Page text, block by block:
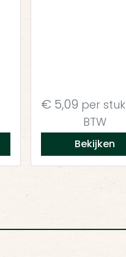
€ 5,09 per stuk
BTW
Bekijken